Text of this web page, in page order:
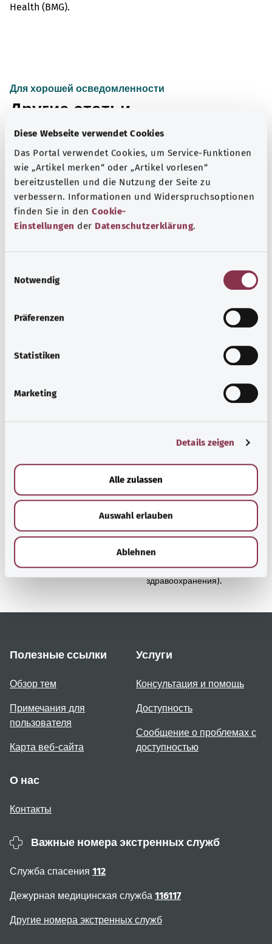
Diese Webseite verwendet Cookies
Das Portal verwendet Cookies, um Service-Funktionen
wie „Artikel merken“ oder „Artikel vorlesen“
bereitzustellen und die Nutzung der Seite zu
verbessern. Informationen und Widerspruchsoptionen
finden Sie in den Cookie-
Einstellungen der Datenschutzerklärung.
Notwendig
Präferenzen
Statistiken
Marketing
Details zeigen
Alle zulassen
Auswahl erlauben
Ablehnen
Health (BMG).
Для хорошей осведомленности
Другие статьи
Варикозно расширенные вены становятся неровными
людей воспринимает их как косметический дефект, но
заболевание также может приводить к осложнениям.
gesund.bund.de
Bundesministerium für
Gesundheit (Федеральное
министерство
здравоохранения).
Полезные ссылки
Обзор тем
Примечания для
пользователя
Карта веб-сайта
Услуги
Консультация и помощь
Доступность
Сообщение о проблемах с
доступностью
О нас
Контакты
Важные номера экстренных служб
Служба спасения 112
Дежурная медицинская служба 116117
Другие номера экстренных служб